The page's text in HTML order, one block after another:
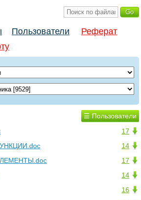
Пользователи
Реферат
☰ Пользователи
17
14
17
14
16